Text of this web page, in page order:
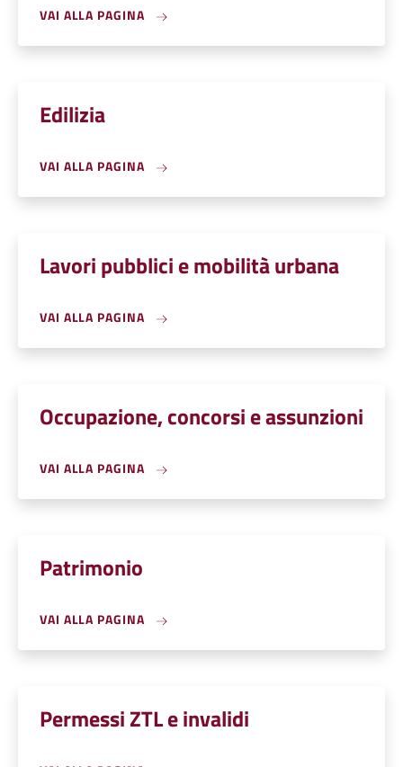
VAI ALLA PAGINA
Edilizia
VAI ALLA PAGINA
Lavori pubblici e mobilità urbana
VAI ALLA PAGINA
Occupazione, concorsi e assunzioni
VAI ALLA PAGINA
Patrimonio
VAI ALLA PAGINA
Permessi ZTL e invalidi